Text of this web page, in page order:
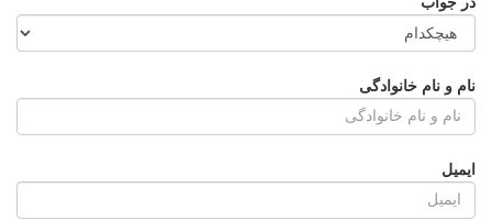
نام و نام خانوادگی
ایمیل